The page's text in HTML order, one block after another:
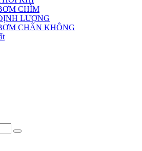
CHÌM
LƯỢNG
CHÂN KHÔNG